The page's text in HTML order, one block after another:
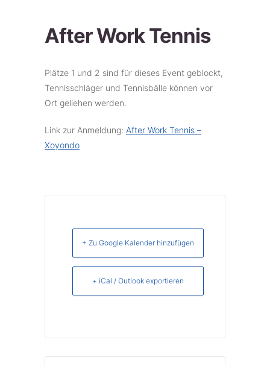
After Work Tennis
Plätze 1 und 2 sind für dieses Event geblockt,
Tennisschläger und Tennisbälle können vor
Ort geliehen werden.
Link zur Anmeldung: After Work Tennis –
Xoyondo
+ Zu Google Kalender hinzufügen
+ iCal / Outlook exportieren